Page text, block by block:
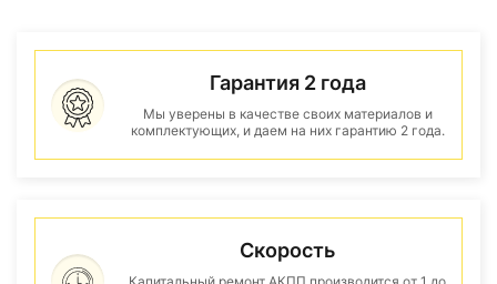
Гарантия 2 года
Мы уверены в качестве своих материалов и
комплектующих, и даем на них гарантию 2 года.
Скорость